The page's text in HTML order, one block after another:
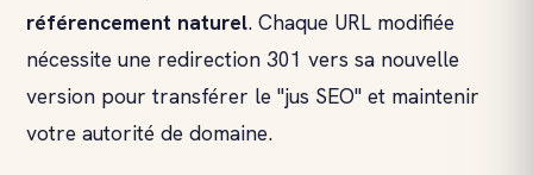
référencement naturel. Chaque URL modifiée
nécessite une redirection 301 vers sa nouvelle
version pour transférer le "jus SEO" et maintenir
votre autorité de domaine.